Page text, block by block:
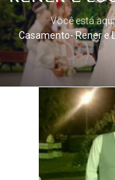
Você está
Casamento- Rener e